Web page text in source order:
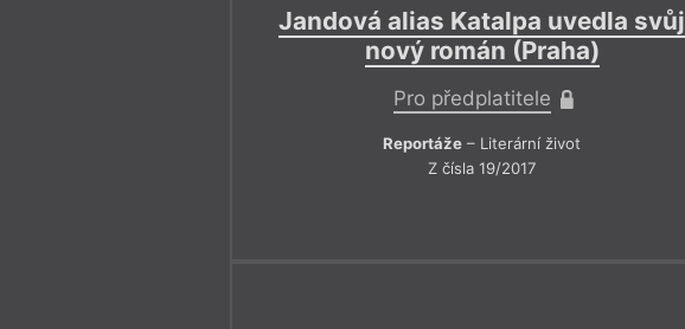
Jandová alias Katalpa uvedla svůj
nový román (Praha)
Pro předplatitele
Reportáže – Literární život
Z čísla 19/2017